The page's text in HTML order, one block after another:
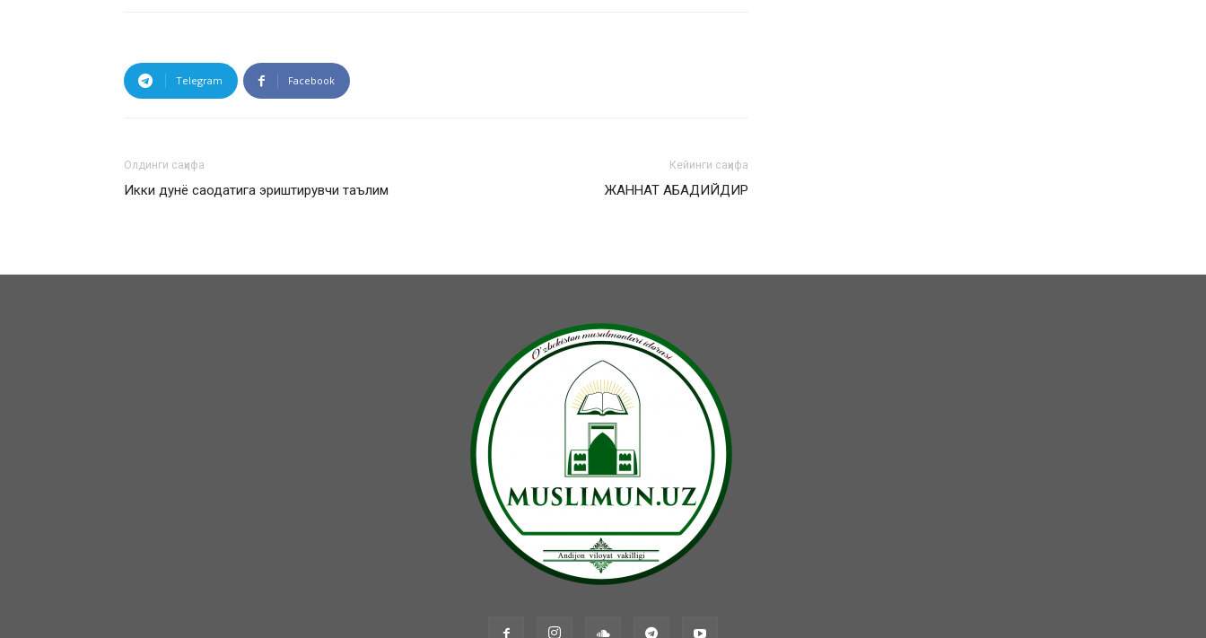
Telegram Facebook
Олдинги саҳифа
Икки дунё саодатига эриштирувчи таълим
Кейинги саҳифа
ЖАННАТ АБАДИЙДИР